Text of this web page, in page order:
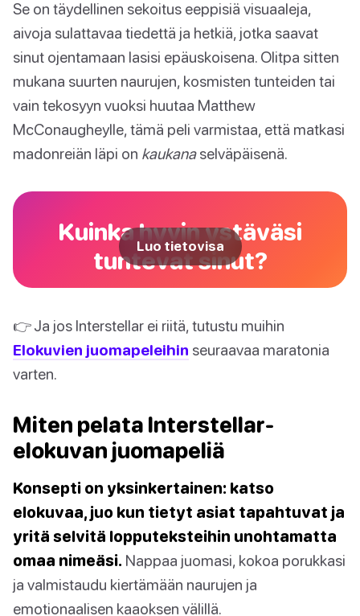
Se on täydellinen sekoitus eeppisiä visuaaleja,
aivoja sulattavaa tiedettä ja hetkiä, jotka saavat
sinut ojentamaan lasisi epäuskoisena. Olitpa sitten
mukana suurten naurujen, kosmisten tunteiden tai
vain tekosyyn vuoksi huutaa Matthew
McConaugheylle, tämä peli varmistaa, että matkasi
madonreiän läpi on kaukanaselväpäisenä.
Kuinka hyvin ystäväsi
tuntevat sinut?
Luo tietovisa
👉 Ja jos Interstellar ei riitä, tutustu muihin
Elokuvien juomapeleihin seuraavaa maratonia
varten.
Miten pelata Interstellar-
elokuvan juomapeliä
Konsepti on yksinkertainen: katso
elokuvaa, juo kun tietyt asiat tapahtuvat ja
yritä selvitä lopputeksteihin unohtamatta
omaa nimeäsi. Nappaa juomasi, kokoa porukkasi
ja valmistaudu kiertämään naurujen ja
emotionaalisen kaaoksen välillä.